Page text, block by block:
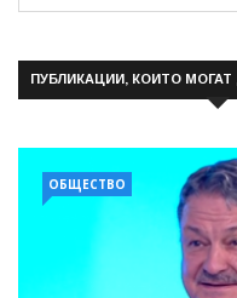
ПУБЛИКАЦИИ, КОИТО МОГАТ
ОБЩЕСТВО